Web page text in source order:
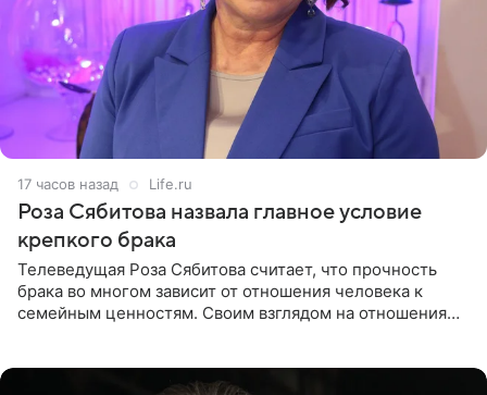
17 часов назад Life.ru
Роза Сябитова назвала главное условие
крепкого брака
Телеведущая Роза Сябитова считает, что прочность
брака во многом зависит от отношения человека к
семейным ценностям. Своим взглядом на отношения